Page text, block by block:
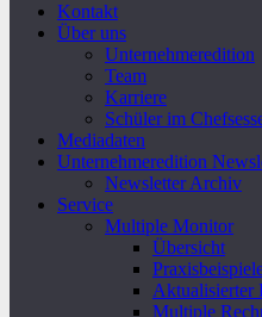
Kontakt
Über uns
Unternehmeredition
Team
Karriere
Schüler im
Mediadaten
Unternehmeredition
Newsletter Archiv
Service
Multiple Monitor
Übersicht
Aktualisierter
Multiple